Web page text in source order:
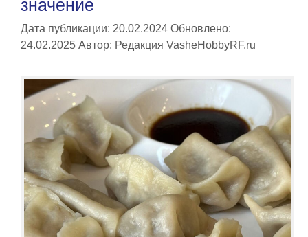
значение
Дата публикации: 20.02.2024 Обновлено:
24.02.2025 Автор: Редакция VasheHobbyRF.ru